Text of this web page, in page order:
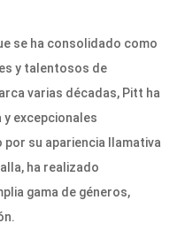
se ha consolidado como
y talentosos de
varias décadas, Pitt ha
excepcionales
su apariencia llamativa
ha realizado
gama de géneros,